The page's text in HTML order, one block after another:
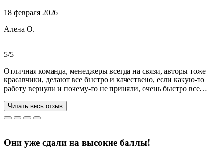
Ребята большие профессионалы, Алёна лучшая! Всё
Общение вызвало только позитивные эмоции. Все три работы
18 февраля 2026
Алена О.
5/5
Отличная команда, менеджеры всегда на связи, авторы тоже
красавчики, делают все быстро и качествено, если какую-то
работу вернули и почему-то не приняли, очень быстро все
за 3 недели, до последнего не верила, что такое возможно, но
все удалось. Спасибо, что вы есть))
Читать весь отзыв
Они уже сдали на высокие баллы!